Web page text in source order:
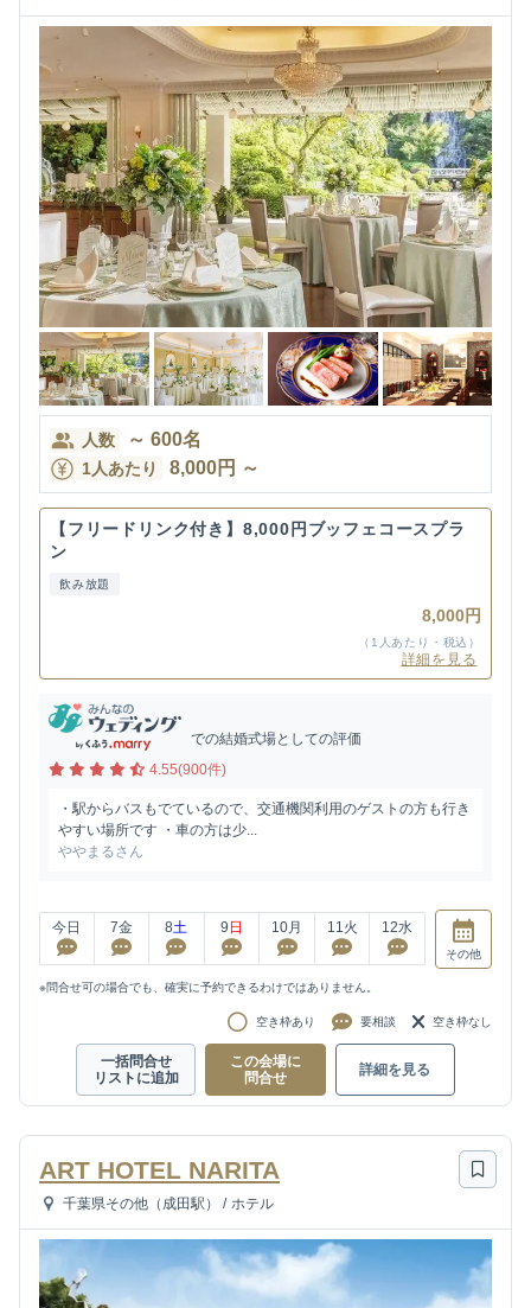
人数 ～ 600名
1人あたり 8,000円 ～
【フリードリンク付き】8,000円ブッフェコースプラ
ン
飲み放題
8,000円
（1人あたり・税込）
詳細を見る
での結婚式場としての評価
4.55(900件)
・駅からバスもでているので、交通機関利用のゲストの方も行き
やすい場所です ・車の方は少...
ややまるさん
今日 7金 8土 9 日 10月 11火 12水
その他
※問合せ可の場合でも、確実に予約できるわけではありません。
空き枠あり 要相談 空き枠なし
一括問合せ
リストに追加
この会場に
問合せ
詳細を見る
ART HOTEL NARITA
千葉県その他（成田駅） / ホテル